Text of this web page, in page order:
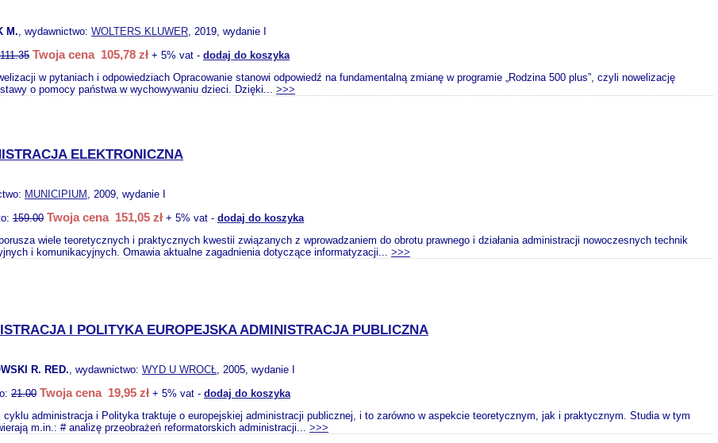
M., wydawnictwo: WOLTERS KLUWER, 2019, wydanie I
111.35 Twoja cena 105,78 zł + 5% vat - dodaj do koszyka
w pytaniach i odpowiedziach Opracowanie stanowi odpowiedź na fundamentalną zmianę w programie „Rodzina 500 plus”, czyli nowelizację
o pomocy państwa w wychowywaniu dzieci. Dzięki... >>>
ELEKTRONICZNA
MUNICIPIUM , 2009, wydanie I
159.00 Twoja cena 151,05 zł + 5% vat - dodaj do koszyka
wiele teoretycznych i praktycznych kwestii związanych z wprowadzaniem do obrotu prawnego i działania administracji nowoczesnych technik
i komunikacyjnych. Omawia aktualne zagadnienia dotyczące informatyzacji... >>>
I POLITYKA EUROPEJSKA ADMINISTRACJA PUBLICZNA
R. RED., wydawnictwo: WYD U WROCŁ, 2005, wydanie I
21.00 Twoja cena 19,95 zł + 5% vat - dodaj do koszyka
cyklu administracja i Polityka traktuje o europejskiej administracji publicznej, i to zarówno w aspekcie teoretycznym, jak i praktycznym. Studia w tym
m.in.: # analizę przeobrażeń reformatorskich administracji... >>>